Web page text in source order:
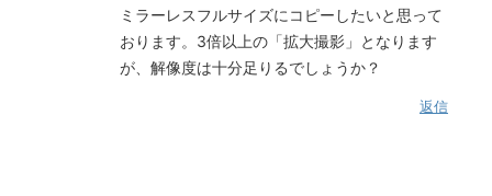
ミラーレスフルサイズにコピーしたいと思って
おります。3倍以上の「拡大撮影」となります
が、解像度は十分足りるでしょうか？
返信